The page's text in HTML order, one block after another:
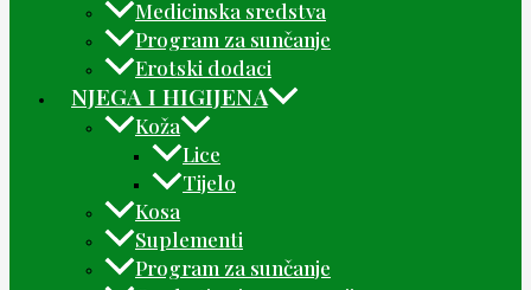
Medicinska sredstva
Program za sunčanje
Erotski dodaci
NJEGA I HIGIJENA
Koža
Lice
Tijelo
Kosa
Suplementi
Program za sunčanje